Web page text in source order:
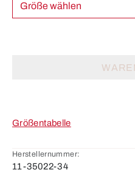
Größe wählen
Größentabelle
Herstellernummer:
11-35022-34